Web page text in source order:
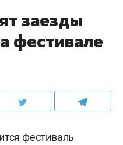
заезды
фестивале
фестиваль